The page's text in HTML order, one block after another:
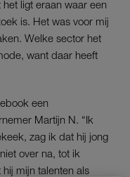
ligt eraan waar een
is. Het was voor mij
Welke sector het
want daar heeft
een
Martijn N. “Ik
zag ik dat hij jong
over na, tot ik
mijn talenten als